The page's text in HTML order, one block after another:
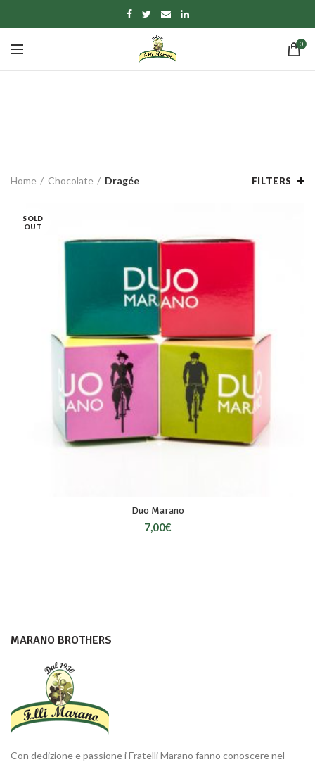
0
Home Chocolate Dragée FILTERS
SOLD
OUT
Duo Marano
7,00€
MARANO BROTHERS
Con dedizione e passione i Fratelli Marano fanno conoscere nel